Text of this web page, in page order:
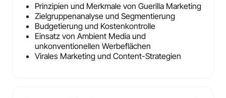
Prinzipien und Merkmale von Guerilla Marketing
Zielgruppenanalyse und Segmentierung
Budgetierung und Kostenkontrolle
Einsatz von Ambient Media und
unkonventionellen Werbeflächen
Virales Marketing und Content-Strategien